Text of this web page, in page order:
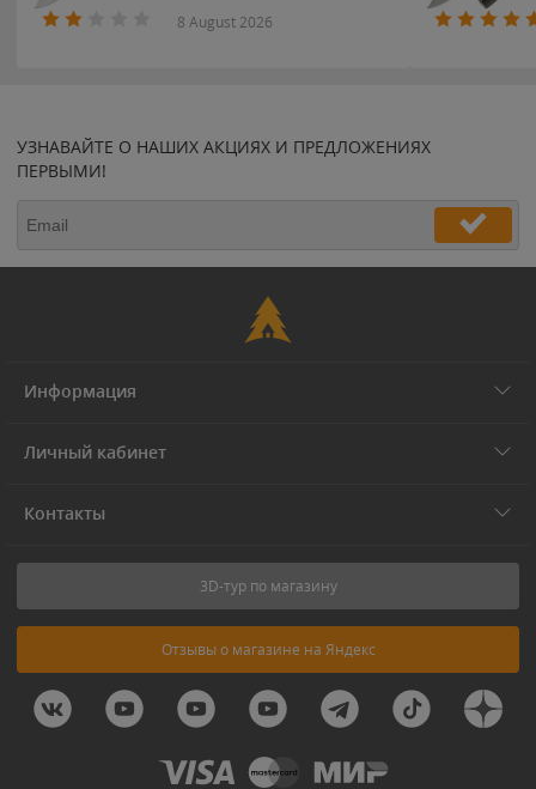
8 August 2026
УЗНАВАЙТЕ О НАШИХ АКЦИЯХ И ПРЕДЛОЖЕНИЯХ
ПЕРВЫМИ!
Информация
Личный кабинет
Контакты
3D-тур по магазину
Отзывы о магазине на Яндекс